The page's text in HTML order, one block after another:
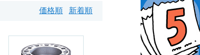
価格順 新着順